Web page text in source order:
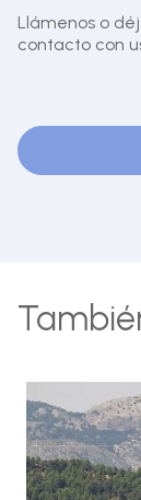
Llámenos o
contacto con